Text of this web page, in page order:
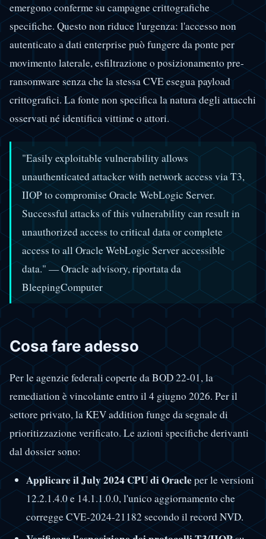
emergono conferme su campagne crittografiche
specifiche. Questo non riduce l'urgenza: l'accesso non
autenticato a dati enterprise può fungere da ponte per
movimento laterale, esfiltrazione o posizionamento pre-
ransomware senza che la stessa CVE esegua payload
crittografici. La fonte non specifica la natura degli attacchi
osservati né identifica vittime o attori.
"Easily exploitable vulnerability allows
unauthenticated attacker with network access via T3,
IIOP to compromise Oracle WebLogic Server.
Successful attacks of this vulnerability can result in
unauthorized access to critical data or complete
access to all Oracle WebLogic Server accessible
data." — Oracle advisory, riportata da
BleepingComputer
Cosa fare adesso
Per le agenzie federali coperte da BOD 22-01, la
remediation è vincolante entro il 4 giugno 2026. Per il
settore privato, la KEV addition funge da segnale di
prioritizzazione verificato. Le azioni specifiche derivanti
dal dossier sono:
Applicare il July 2024 CPU di Oracleper le versioni
12.2.1.4.0 e 14.1.1.0.0, l'unico aggiornamento che
corregge CVE-2024-21182 secondo il record NVD.